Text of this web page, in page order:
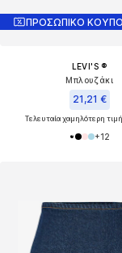
ΠΡΟΣΩΠΙΚΟ
LEVI'S ®
Μπλουζάκι
21,21 €
Τελευταία χαμηλότερη
+12